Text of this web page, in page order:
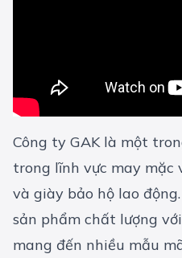
Công ty GAK là một
trong lĩnh vực may mặc
và giày bảo hộ lao
sản phẩm chất lượng
mang đến nhiều mẫu